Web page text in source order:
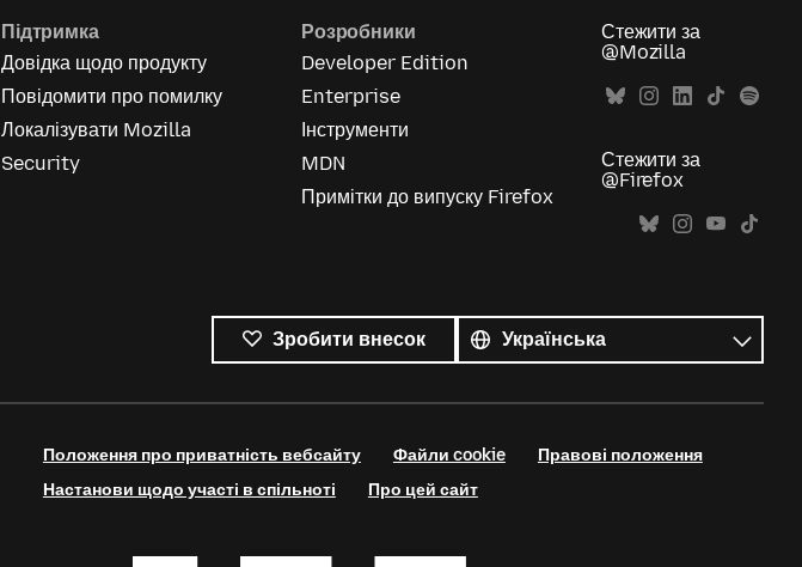
Підтримка
Довідка щодо продукту
Повідомити про помилку
Локалізувати Mozilla
Security
Розробники
Developer Edition
Enterprise
Інструменти
MDN
Примітки до випуску Firefox
Стежити за
@Mozilla
Стежити за
@Firefox
Зробити внесок
мови
Мова
Положення про приватність вебсайту Файли cookie
Правові положення
Настанови щодо участі в спільноті
Про цей сайт